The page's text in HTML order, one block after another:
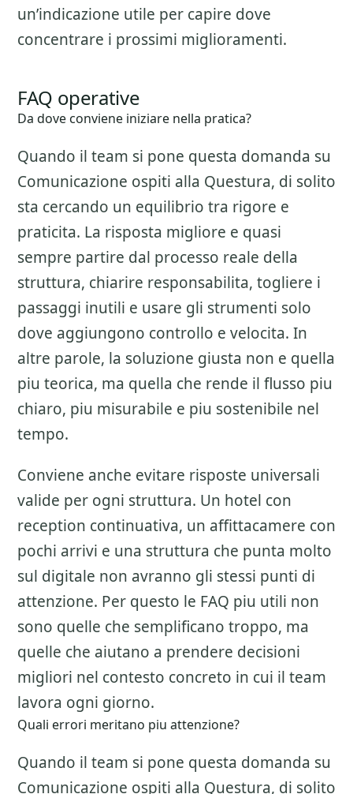
un’indicazione utile per capire dove
concentrare i prossimi miglioramenti.
FAQ operative
Da dove conviene iniziare nella pratica?
Quando il team si pone questa domanda su
Comunicazione ospiti alla Questura, di solito
sta cercando un equilibrio tra rigore e
praticita. La risposta migliore e quasi
sempre partire dal processo reale della
struttura, chiarire responsabilita, togliere i
passaggi inutili e usare gli strumenti solo
dove aggiungono controllo e velocita. In
altre parole, la soluzione giusta non e quella
piu teorica, ma quella che rende il flusso piu
chiaro, piu misurabile e piu sostenibile nel
tempo.
Conviene anche evitare risposte universali
valide per ogni struttura. Un hotel con
reception continuativa, un affittacamere con
pochi arrivi e una struttura che punta molto
sul digitale non avranno gli stessi punti di
attenzione. Per questo le FAQ piu utili non
sono quelle che semplificano troppo, ma
quelle che aiutano a prendere decisioni
migliori nel contesto concreto in cui il team
lavora ogni giorno.
Quali errori meritano piu attenzione?
Quando il team si pone questa domanda su
Comunicazione ospiti alla Questura, di solito